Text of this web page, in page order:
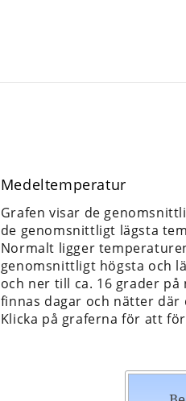
Medeltemperatur
Grafen visar de
de genomsnittligt lägsta
Normalt ligger
genomsnittligt högsta och
och ner till ca. 16 grader
finnas dagar och nätter där
Klicka på graferna för att